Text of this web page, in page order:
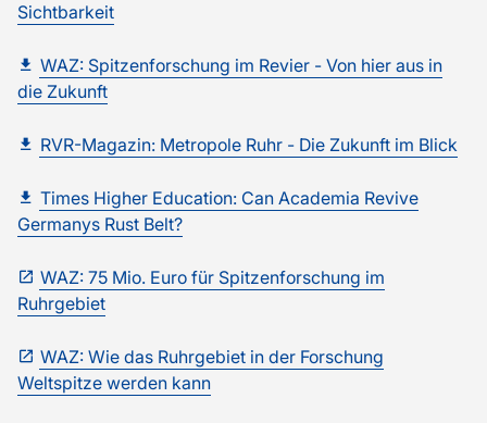
Sichtbarkeit
WAZ: Spitzenforschung im Revier - Von hier aus in
die Zukunft
RVR-Magazin: Metropole Ruhr - Die Zukunft im Blick
Times Higher Education: Can Academia Revive
Germanys Rust Belt?
WAZ: 75 Mio. Euro für Spitzenforschung im
Ruhrgebiet
WAZ: Wie das Ruhrgebiet in der Forschung
Weltspitze werden kann